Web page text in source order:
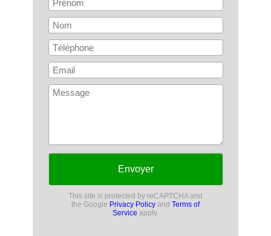
Envoyer
This site is protected by reCAPTCHA and
the Google Privacy Policy and Terms of
Service apply.